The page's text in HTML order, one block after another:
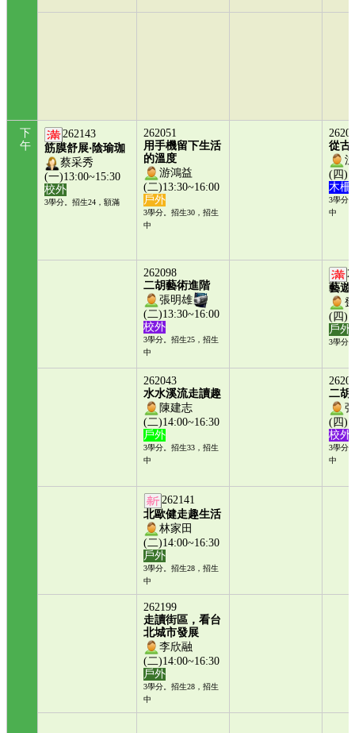
下
午
262143
筋膜舒展‧陰瑜珈
蔡采秀
(一)13:00~15:30
校外
3學分。招生24，額滿
262051
用手機留下生活
的溫度
游鴻益
(二)13:30~16:00
戶外
3學分。招生30，招生
中
從古
(四
木柵
3學分
中
262098
二胡藝術進階
張明雄
(二)13:30~16:00
校外
3學分。招生25，招生
中
藝遊
(四
戶外
3學分
262043
水水溪流走讀趣
陳建志
(二)14:00~16:30
戶外
3學分。招生33，招生
中
二胡
(四
校外
3學分
中
262141
北歐健走趣生活
林家田
(二)14:00~16:30
戶外
3學分。招生28，招生
中
262199
走讀街區，看台
北城市發展
李欣融
(二)14:00~16:30
戶外
3學分。招生28，招生
中